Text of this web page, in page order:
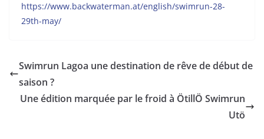
https://www.backwaterman.at/english/swimrun-28-
29th-may/
Swimrun Lagoa une destination de rêve de début de
saison ?
Une édition marquée par le froid à ÖtillÖ Swimrun
Utö